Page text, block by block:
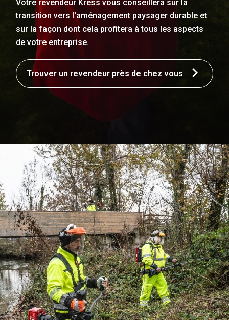
Votre revendeur Kress vous conseillera sur la
transition vers l'aménagement paysager durable et
sur la façon dont cela profitera à tous les aspects
de votre entreprise.
Trouver un revendeur près de chez vous